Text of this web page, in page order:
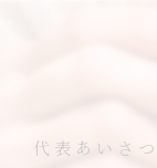
代表あいさつ